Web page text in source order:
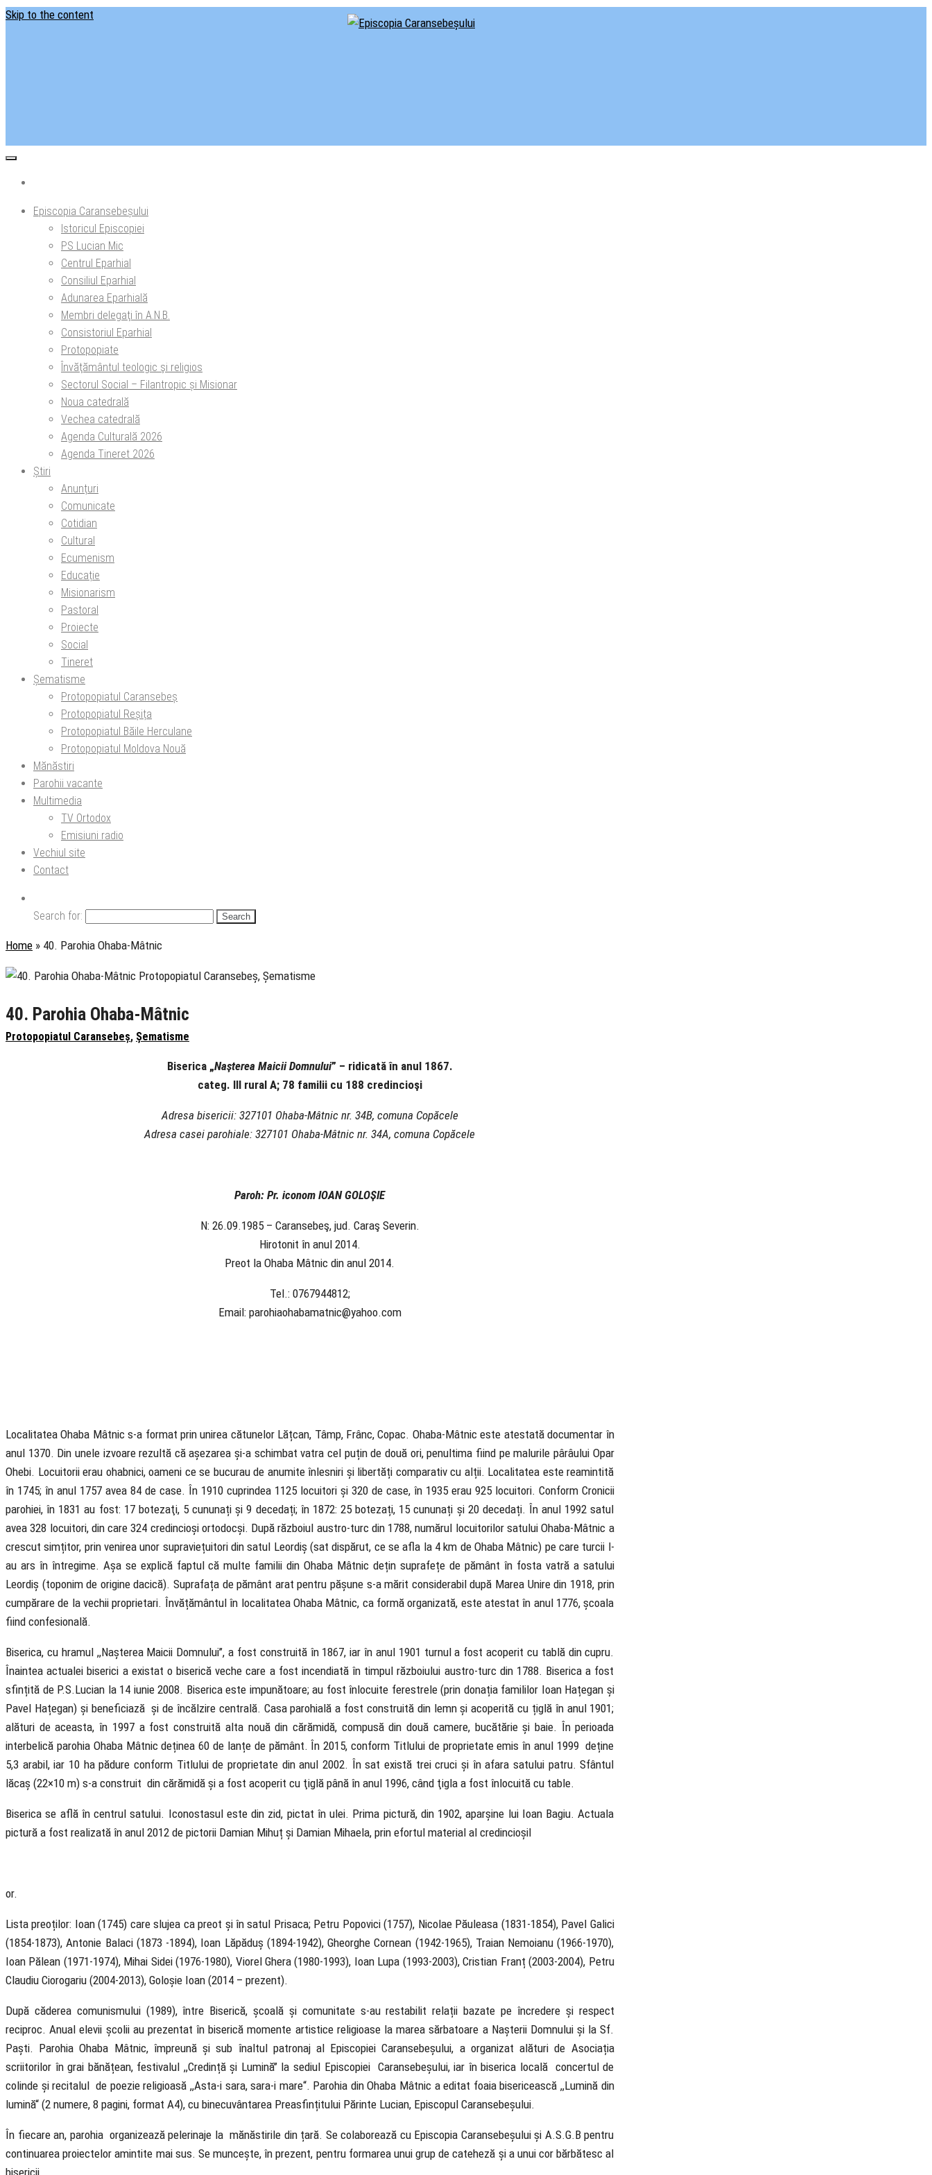
Skip to the content
Episcopia Caransebeșului
Istoricul Episcopiei
PS Lucian Mic
Centrul Eparhial
Consiliul Eparhial
Adunarea Eparhială
Membri delegaţi în A.N.B.
Consistoriul Eparhial
Protopopiate
Învăţământul teologic şi religios
Sectorul Social – Filantropic și Misionar
Noua catedrală
Vechea catedrală
Agenda Culturală 2026
Agenda Tineret 2026
Știri
Anunțuri
Comunicate
Cotidian
Cultural
Ecumenism
Educație
Misionarism
Pastoral
Proiecte
Social
Tineret
Șematisme
Protopopiatul Caransebeș
Protopopiatul Reșița
Protopopiatul Băile Herculane
Protopopiatul Moldova Nouă
Mănăstiri
Parohii vacante
Multimedia
TV Ortodox
Emisiuni radio
Vechiul site
Contact
Search for:
Home » 40. Parohia Ohaba-Mâtnic
40. Parohia Ohaba-Mâtnic
Protopopiatul Caransebeș, Șematisme
Biserica „Naşterea Maicii Domnului” – ridicată în anul 1867.
categ. III rural A; 78 familii cu 188 credincioşi
Adresa bisericii: 327101 Ohaba-Mâtnic nr. 34B, comuna Copăcele
Adresa casei parohiale: 327101 Ohaba-Mâtnic nr. 34A, comuna Copăcele
Paroh: Pr. iconom IOAN GOLOŞIE
N: 26.09.1985 – Caransebeş, jud. Caraş Severin.
Hirotonit în anul 2014.
Preot la Ohaba Mâtnic din anul 2014.
Tel.: 0767944812;
Email: parohiaohabamatnic@yahoo.com
Localitatea Ohaba Mâtnic s-a format prin unirea cătunelor Lățcan, Tâmp, Frânc, Copac. Ohaba-Mâtnic este atestată documentar în
anul 1370. Din unele izvoare rezultă că așezarea și-a schimbat vatra cel puțin de două ori, penultima fiind pe malurile pârâului Opar
Ohebi. Locuitorii erau ohabnici, oameni ce se bucurau de anumite înlesniri și libertăți comparativ cu alții. Localitatea este reamintită
în 1745; în anul 1757 avea 84 de case. În 1910 cuprindea 1125 locuitori și 320 de case, în 1935 erau 925 locuitori. Conform Cronicii
parohiei, în 1831 au fost: 17 botezaţi, 5 cununați și 9 decedați; în 1872: 25 botezați, 15 cununați și 20 decedați. În anul 1992 satul
avea 328 locuitori, din care 324 credincioși ortodocși. După războiul austro-turc din 1788, numărul locuitorilor satului Ohaba-Mâtnic a
crescut simțitor, prin venirea unor supraviețuitori din satul Leordiș (sat dispărut, ce se afla la 4 km de Ohaba Mâtnic) pe care turcii l-
au ars în întregime. Așa se explică faptul că multe familii din Ohaba Mâtnic dețin suprafețe de pământ în fosta vatră a satului
Leordiș (toponim de origine dacică). Suprafața de pământ arat pentru pășune s-a mărit considerabil după Marea Unire din 1918, prin
cumpărare de la vechii proprietari. Învățământul în localitatea Ohaba Mâtnic, ca formă organizată, este atestat în anul 1776, școala
fiind confesională.
Biserica, cu hramul ,,Nașterea Maicii Domnului’’, a fost construită în 1867, iar în anul 1901 turnul a fost acoperit cu tablă din cupru.
Înaintea actualei biserici a existat o biserică veche care a fost incendiată în timpul războiului austro-turc din 1788. Biserica a fost
sfințită de P.S.Lucian la 14 iunie 2008. Biserica este impunătoare; au fost înlocuite ferestrele (prin donația famililor Ioan Hațegan și
Pavel Hațegan) și beneficiază și de încălzire centrală. Casa parohială a fost construită din lemn și acoperită cu țiglă în anul 1901;
alături de aceasta, în 1997 a fost construită alta nouă din cărămidă, compusă din două camere, bucătărie și baie. În perioada
interbelică parohia Ohaba Mâtnic deținea 60 de lanțe de pământ. În 2015, conform Titlului de proprietate emis în anul 1999 deține
5,3 arabil, iar 10 ha pădure conform Titlului de proprietate din anul 2002. În sat există trei cruci și în afara satului patru. Sfântul
lăcaș (22×10 m) s-a construit din cărămidă și a fost acoperit cu ţiglă până în anul 1996, când ţigla a fost înlocuită cu table.
Biserica se află în centrul satului. Iconostasul este din zid, pictat în ulei. Prima pictură, din 1902, aparșine lui Ioan Bagiu. Actuala
pictură a fost realizată în anul 2012 de pictorii Damian Mihuț și Damian Mihaela, prin efortul material al credincioșil
or.
Lista preoților: Ioan (1745) care slujea ca preot și în satul Prisaca; Petru Popovici (1757), Nicolae Păuleasa (1831-1854), Pavel Galici
(1854-1873), Antonie Balaci (1873 -1894), Ioan Lăpăduș (1894-1942), Gheorghe Cornean (1942-1965), Traian Nemoianu (1966-1970),
Ioan Pălean (1971-1974), Mihai Sidei (1976-1980), Viorel Ghera (1980-1993), Ioan Lupa (1993-2003), Cristian Franț (2003-2004), Petru
Claudiu Ciorogariu (2004-2013), Goloșie Ioan (2014 – prezent).
După căderea comunismului (1989), între Biserică, școală și comunitate s-au restabilit relații bazate pe încredere și respect
reciproc. Anual elevii școlii au prezentat în biserică momente artistice religioase la marea sărbatoare a Nașterii Domnului și la Sf.
Paști. Parohia Ohaba Mâtnic, împreună și sub înaltul patronaj al Episcopiei Caransebeșului, a organizat alături de Asociația
scriitorilor în grai bănățean, festivalul ,,Credință și Lumină’’ la sediul Episcopiei Caransebeșului, iar în biserica locală concertul de
colinde și recitalul de poezie religioasă ,,Asta-i sara, sara-i mare“. Parohia din Ohaba Mâtnic a editat foaia bisericească ,,Lumină din
lumină“ (2 numere, 8 pagini, format A4), cu binecuvântarea Preasfințitului Părinte Lucian, Episcopul Caransebeșului.
În fiecare an, parohia organizează pelerinaje la mănăstirile din țară. Se colaborează cu Episcopia Caransebeșului și A.S.G.B pentru
continuarea proiectelor amintite mai sus. Se muncește, în prezent, pentru formarea unui grup de cateheză și a unui cor bărbătesc al